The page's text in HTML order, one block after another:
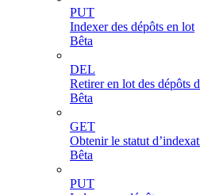
PUT
Indexer des dépôts en lot
Bêta
DEL
Retirer en lot des dépôts
Bêta
GET
Obtenir le statut
Bêta
PUT